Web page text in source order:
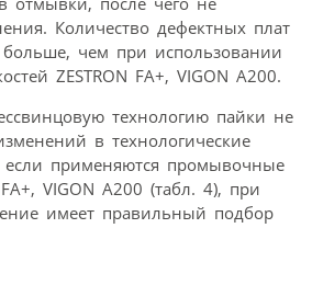
Количество дефектных плат
больше, чем при использовании
ZESTRON FA+, VIGON A200.
технологию пайки не
в технологические
применяются промывочные
VIGON A200 (табл. 4), при
имеет правильный подбор
отмывки.